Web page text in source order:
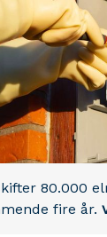
80.000
fire år.